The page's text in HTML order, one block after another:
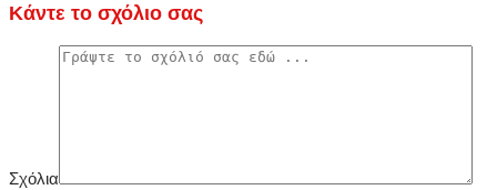
Κάντε το σχόλιο σας
Σχόλια